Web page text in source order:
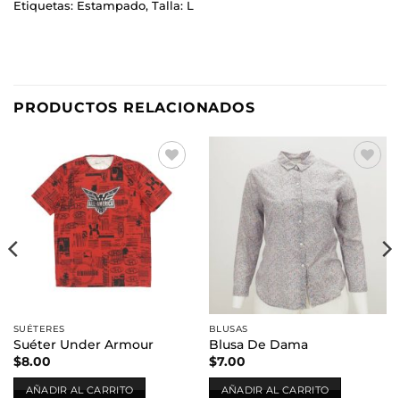
Etiquetas: Estampado, Talla: L
PRODUCTOS RELACIONADOS
Añadir
a la
lista de
deseos
SUÉTERES
Suéter Under Armour
$8.00
AÑADIR AL CARRITO
Añadir
a la
lista de
deseos
BLUSAS
Blusa De Dama
$7.00
AÑADIR AL CARRITO